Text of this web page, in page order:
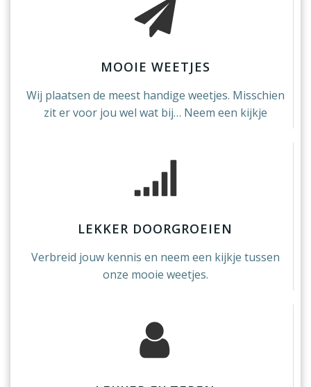
MOOIE WEETJES
Wij plaatsen de meest handige weetjes. Misschien
zit er voor jou wel wat bij… Neem een kijkje
LEKKER DOORGROEIEN
Verbreid jouw kennis en neem een kijkje tussen
onze mooie weetjes.